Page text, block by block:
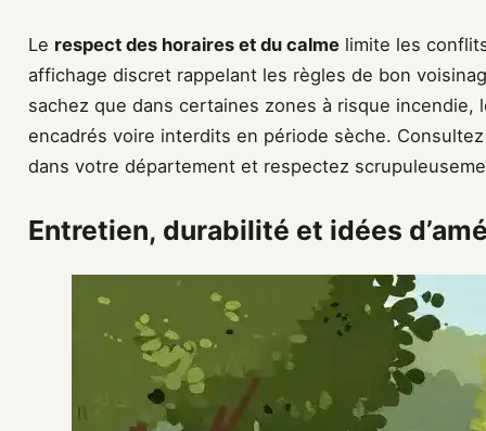
Le respect des horaires et du calme limite les
affichage discret rappelant les règles de bon
sachez que dans certaines zones à risque
encadrés voire interdits en période sèche.
dans votre département et respectez
Entretien, durabilité et idées